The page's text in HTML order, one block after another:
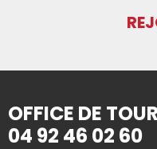
OFFICE DE
04 92 46 02 60